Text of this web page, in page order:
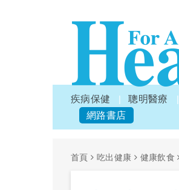
疾病保健 聰明醫療
網路書店
首頁 吃出健康 健康飲食